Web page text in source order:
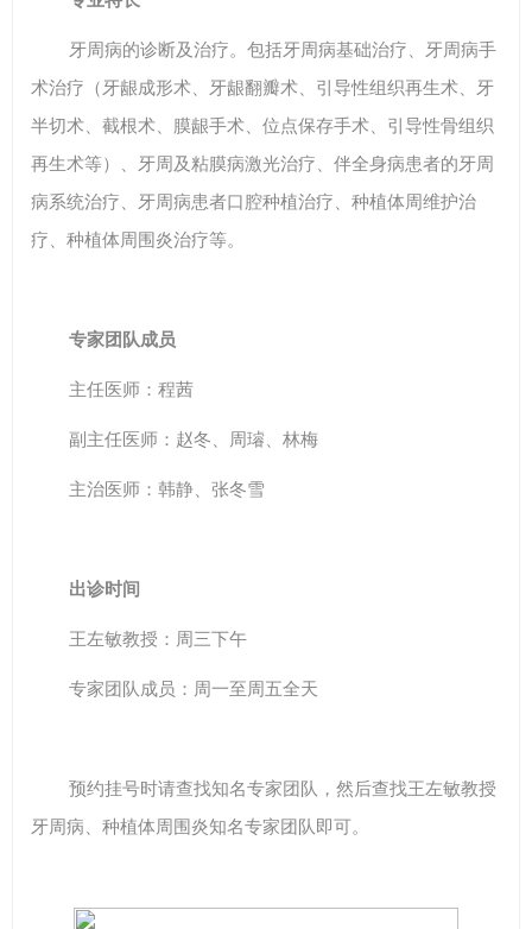
牙周病的诊断及治疗。包括牙周病基础治疗、牙周病手
术治疗（牙龈成形术、牙龈翻瓣术、引导性组织再生术、牙
半切术、截根术、膜龈手术、位点保存手术、引导性骨组织
再生术等）、牙周及粘膜病激光治疗、伴全身病患者的牙周
病系统治疗、牙周病患者口腔种植治疗、种植体周维护治
疗、种植体周围炎治疗等。
专家团队成员
主任医师：程茜
副主任医师：赵冬、周璿、林梅
主治医师：韩静、张冬雪
出诊时间
王左敏教授：周三下午
专家团队成员：周一至周五全天
预约挂号时请查找知名专家团队，然后查找王左敏教授
牙周病、种植体周围炎知名专家团队即可。